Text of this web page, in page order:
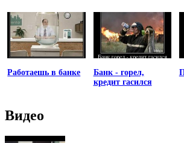
Работаешь в банке
Банк - горел,
кредит гасился
Видео